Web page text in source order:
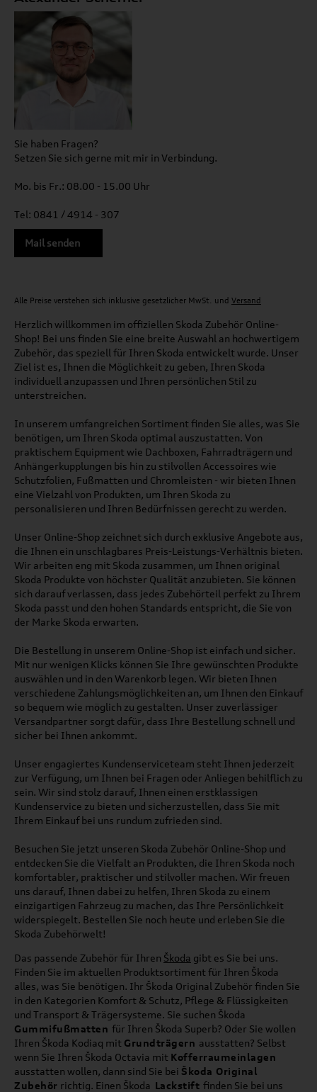
Sie haben Fragen?
Setzen Sie sich gerne mit mir in Verbindung.
Mo. bis Fr.: 08.00 - 15.00 Uhr
Tel: 0841 / 4914 - 307
Mail senden
Alle Preise verstehen sich inklusive gesetzlicher MwSt. und Versand
Herzlich willkommen im offiziellen Skoda Zubehör Online-
Shop! Bei uns finden Sie eine breite Auswahl an hochwertigem
Zubehör, das speziell für Ihren Skoda entwickelt wurde. Unser
Ziel ist es, Ihnen die Möglichkeit zu geben, Ihren Skoda
individuell anzupassen und Ihren persönlichen Stil zu
unterstreichen.
In unserem umfangreichen Sortiment finden Sie alles, was Sie
benötigen, um Ihren Skoda optimal auszustatten. Von
praktischem Equipment wie Dachboxen, Fahrradträgern und
Anhängerkupplungen bis hin zu stilvollen Accessoires wie
Schutzfolien, Fußmatten und Chromleisten - wir bieten Ihnen
eine Vielzahl von Produkten, um Ihren Skoda zu
personalisieren und Ihren Bedürfnissen gerecht zu werden.
Unser Online-Shop zeichnet sich durch exklusive Angebote aus,
die Ihnen ein unschlagbares Preis-Leistungs-Verhältnis bieten.
Wir arbeiten eng mit Skoda zusammen, um Ihnen original
Skoda Produkte von höchster Qualität anzubieten. Sie können
sich darauf verlassen, dass jedes Zubehörteil perfekt zu Ihrem
Skoda passt und den hohen Standards entspricht, die Sie von
der Marke Skoda erwarten.
Die Bestellung in unserem Online-Shop ist einfach und sicher.
Mit nur wenigen Klicks können Sie Ihre gewünschten Produkte
auswählen und in den Warenkorb legen. Wir bieten Ihnen
verschiedene Zahlungsmöglichkeiten an, um Ihnen den Einkauf
so bequem wie möglich zu gestalten. Unser zuverlässiger
Versandpartner sorgt dafür, dass Ihre Bestellung schnell und
sicher bei Ihnen ankommt.
Unser engagiertes Kundenserviceteam steht Ihnen jederzeit
zur Verfügung, um Ihnen bei Fragen oder Anliegen behilflich zu
sein. Wir sind stolz darauf, Ihnen einen erstklassigen
Kundenservice zu bieten und sicherzustellen, dass Sie mit
Ihrem Einkauf bei uns rundum zufrieden sind.
Besuchen Sie jetzt unseren Skoda Zubehör Online-Shop und
entdecken Sie die Vielfalt an Produkten, die Ihren Skoda noch
komfortabler, praktischer und stilvoller machen. Wir freuen
uns darauf, Ihnen dabei zu helfen, Ihren Skoda zu einem
einzigartigen Fahrzeug zu machen, das Ihre Persönlichkeit
widerspiegelt. Bestellen Sie noch heute und erleben Sie die
Skoda Zubehörwelt!
Das passende Zubehör für Ihren Škoda gibt es Sie bei uns.
Finden Sie im aktuellen Produktsortiment für Ihren Škoda
alles, was Sie benötigen. Ihr Škoda Original Zubehör finden Sie
in den Kategorien Komfort & Schutz, Pflege & Flüssigkeiten
und Transport & Trägersysteme. Sie suchen Škoda
Gummifußmatten für Ihren Škoda Superb? Oder Sie wollen
Ihren Škoda Kodiaq mit Grundträgern ausstatten? Selbst
wenn Sie Ihren Škoda Octavia mit Kofferraumeinlagen
ausstatten wollen, dann sind Sie bei Škoda Original
Zubehör richtig. Einen Škoda Lackstift finden Sie bei uns